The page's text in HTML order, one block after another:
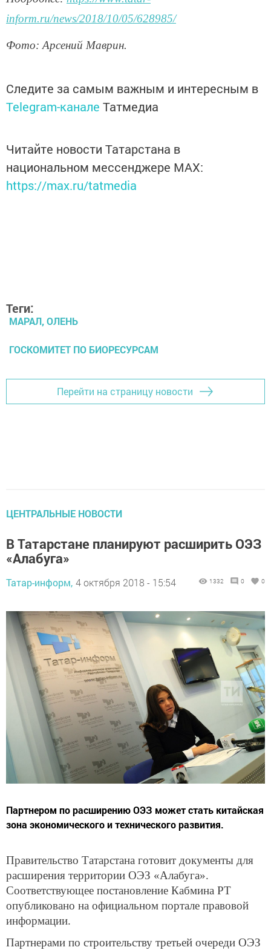
inform.ru/news/2018/10/05/628985/
Фото: Арсений Маврин.
Следите за самым важным и интересным в
Telegram-канале Татмедиа
Читайте новости Татарстана в
национальном мессенджере MАХ:
https://max.ru/tatmedia
Теги:
МАРАЛ, ОЛЕНЬ
ГОСКОМИТЕТ ПО БИОРЕСУРСАМ
Перейти на страницу новости
ЦЕНТРАЛЬНЫЕ НОВОСТИ
В Татарстане планируют расширить ОЭЗ
«Алабуга»
Татар-информ, 4 октября 2018 - 15:54 1332 0 0
Партнером по расширению ОЭЗ может стать китайская
зона экономического и технического развития.
Правительство Татарстана готовит документы для
расширения территории ОЭЗ «Алабуга».
Соответствующее постановление Кабмина РТ
опубликовано на официальном портале правовой
информации.
Партнерами по строительству третьей очереди ОЭЗ